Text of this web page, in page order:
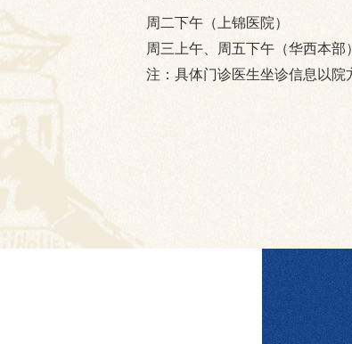
周二下午（上锦医院）
周三上午、周五下午（华西本部）
注：具体门诊医生坐诊信息以院